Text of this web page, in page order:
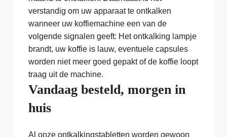
verstandig om uw apparaat te ontkalken
wanneer uw koffiemachine een van de
volgende signalen geeft: Het ontkalking lampje
brandt, uw koffie is lauw, eventuele capsules
worden niet meer goed gepakt of de koffie loopt
traag uit de machine.
Vandaag besteld, morgen in
huis
Al onze ontkalkingstabletten worden gewoon